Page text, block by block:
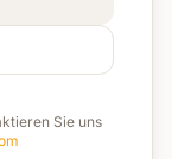
Sie uns